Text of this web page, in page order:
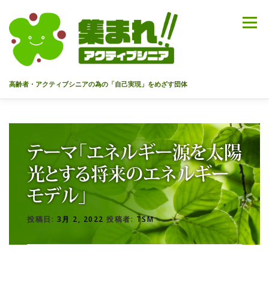
高齢者・アクティブシニアの為の「自己実現」をめざす団体
メニュー
HOME 代表あいさつ 私達について 今までのセミナー
メンバー 情報を募集中！ お問合せ 最新情報
プライバシーポリシー
テーマ「エネルギー源を太陽
光とする将来のエネルギー
モデル」
投稿日: 3月 2, 2022 投稿者: TSM